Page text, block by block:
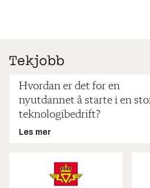
Hvordan er det for en
nyutdannet å starte i en
teknologibedrift?
Les mer